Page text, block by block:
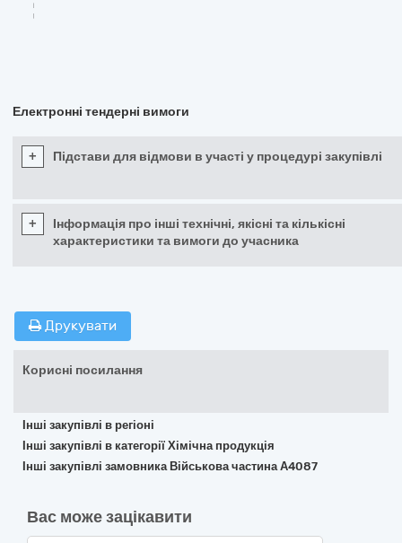
Електронні тендерні вимоги
+ Підстави для відмови в участі у процедурі закупівлі
+
Інформація про інші технічні, якісні та кількісні
характеристики та вимоги до учасника
Друкувати
Корисні посилання
Інші закупівлі в регіоні
Інші закупівлі в категорії Хімічна продукція
Інші закупівлі замовника Військова частина А4087
Вас може зацікавити